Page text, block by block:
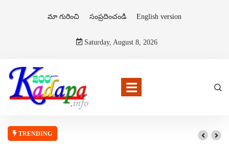
మా గురించి సంప్రదించండి English version
Saturday, August 8, 2026
TRENDING